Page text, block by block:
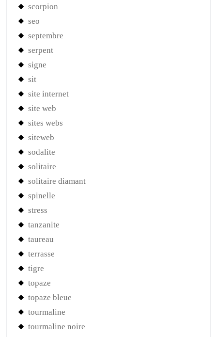
scorpion
seo
septembre
serpent
signe
sit
site internet
site web
sites webs
siteweb
sodalite
solitaire
solitaire diamant
spinelle
stress
tanzanite
taureau
terrasse
tigre
topaze
topaze bleue
tourmaline
tourmaline noire